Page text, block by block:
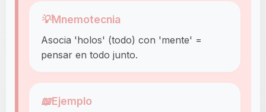
💡Mnemotecnia
Asocia 'holos' (todo) con 'mente' =
pensar en todo junto.
📖Ejemplo